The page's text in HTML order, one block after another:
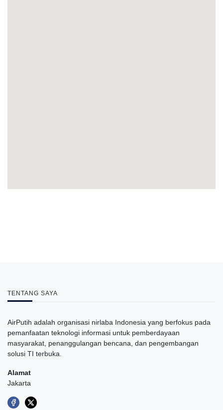
TENTANG SAYA
AirPutih adalah organisasi nirlaba Indonesia yang berfokus pada
pemanfaatan teknologi informasi untuk pemberdayaan
masyarakat, penanggulangan bencana, dan pengembangan
solusi TI terbuka.
Alamat
Jakarta